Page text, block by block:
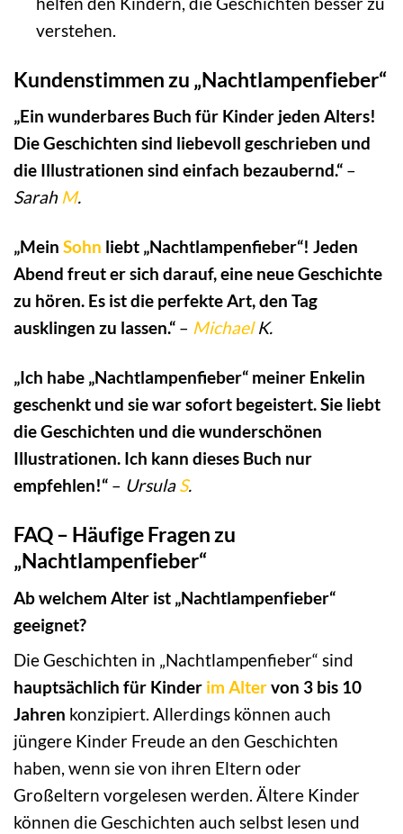
verstehen.
Kundenstimmen zu „Nachtlampenfieber“
„Ein wunderbares Buch für Kinder jeden Alters!
Die Geschichten sind liebevoll geschrieben und
die Illustrationen sind einfach bezaubernd.“ –
Sarah M.
„Mein Sohn liebt „Nachtlampenfieber“! Jeden
Abend freut er sich darauf, eine neue Geschichte
zu hören. Es ist die perfekte Art, den Tag
ausklingen zu lassen.“ – MichaelK.
„Ich habe „Nachtlampenfieber“ meiner Enkelin
geschenkt und sie war sofort begeistert. Sie liebt
die Geschichten und die wunderschönen
Illustrationen. Ich kann dieses Buch nur
empfehlen!“ – UrsulaS.
FAQ – Häufige Fragen zu
„Nachtlampenfieber“
Ab welchem Alter ist „Nachtlampenfieber“
geeignet?
Die Geschichten in „Nachtlampenfieber“ sind
hauptsächlich für Kinder im Altervon 3 bis 10
Jahren konzipiert. Allerdings können auch
jüngere Kinder Freude an den Geschichten
haben, wenn sie von ihren Eltern oder
Großeltern vorgelesen werden. Ältere Kinder
können die Geschichten auch selbst lesen und